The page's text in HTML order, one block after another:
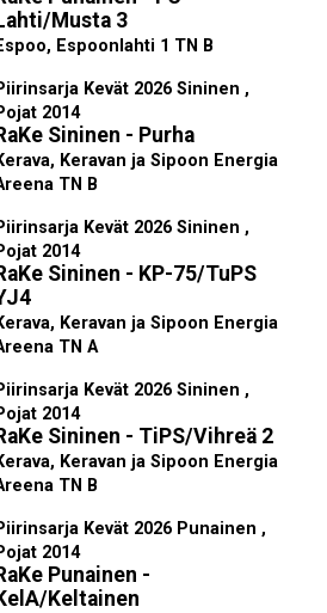
Musta 3
Espoonlahti 1 TN B
Kevät 2026 Sininen ,
2014
Sininen - Purha
Keravan ja Sipoon Energia
TN B
Kevät 2026 Sininen ,
2014
Sininen - KP-75/TuPS
Keravan ja Sipoon Energia
TN A
Kevät 2026 Sininen ,
2014
Sininen - TiPS/Vihreä 2
Keravan ja Sipoon Energia
TN B
Kevät 2026 Punainen ,
2014
Punainen -
Keltainen